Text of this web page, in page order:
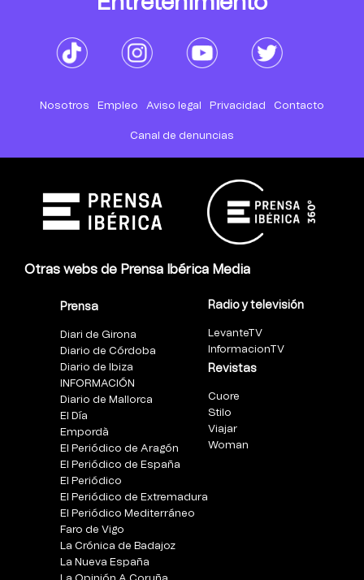
Nosotros Empleo Aviso legal Privacidad Contacto
Canal de denuncias
Otras webs de Prensa Ibérica Media
Prensa
Diari de Girona
Diario de Córdoba
Diario de Ibiza
INFORMACIÓN
Diario de Mallorca
El Día
Empordà
El Periódico de Aragón
El Periódico de España
El Periódico
El Periódico de Extremadura
El Periódico Mediterráneo
Faro de Vigo
La Crónica de Badajoz
La Nueva España
Radio y televisión
LevanteTV
InformacionTV
Revistas
Cuore
Stilo
Viajar
Woman